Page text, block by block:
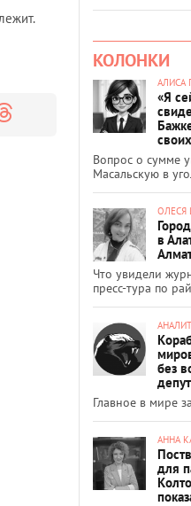
КОЛОНКИ
АЛИСА
«Я
Вопрос о сумме
Масальскую в
ОЛЕСЯ
в
Что увидели
пресс-тура по
без
Главное в мире
АННА
для